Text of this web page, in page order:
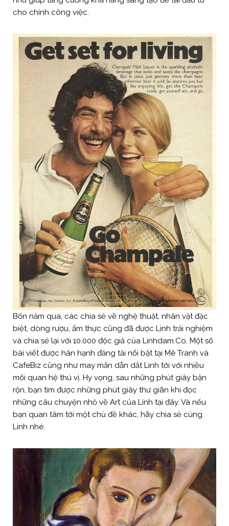
cho chính công việc.
Bốn năm qua, các chia sẻ về nghệ thuật, nhân vật đặc
biệt, dòng rượu, ẩm thực cũng đã được Linh trải nghiệm
và chia sẻ lại với 10.000 độc giả của Linhdam.Co. Một số
bài viết được hân hạnh đăng tải nổi bật tại Mê Tranh và
CafeBiz cũng như may mắn dẫn dắt Linh tới với nhiều
mối quan hệ thú vị. Hy vọng, sau những phút giây bận
rộn, bạn tìm được những phút giây thư giãn khi đọc
những câu chuyện nhỏ về Art của Linh tại đây. Và nếu
bạn quan tâm tới một chủ đề khác, hãy chia sẻ cùng
Linh nhé.